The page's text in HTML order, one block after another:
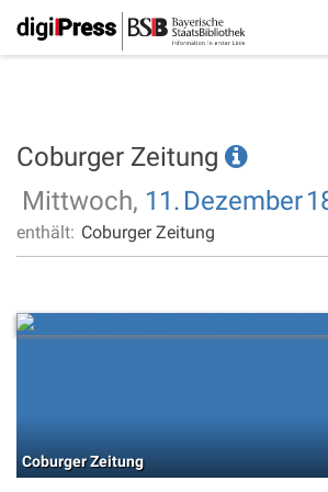
Coburger Zeitung
Mittwoch, 11. Dezember
enthält: Coburger Zeitung
Coburger Zeitung